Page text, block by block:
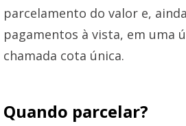
parcelamento do valor e,
pagamentos à vista, em uma
chamada cota única.
Quando parcelar?